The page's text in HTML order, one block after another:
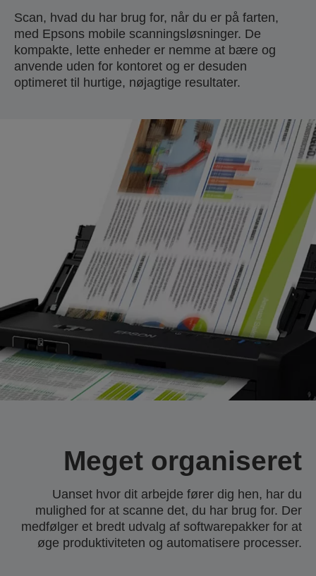
Scan, hvad du har brug for, når du er på farten,
med Epsons mobile scanningsløsninger. De
kompakte, lette enheder er nemme at bære og
anvende uden for kontoret og er desuden
optimeret til hurtige, nøjagtige resultater.
Meget organiseret
Uanset hvor dit arbejde fører dig hen, har du
mulighed for at scanne det, du har brug for. Der
medfølger et bredt udvalg af softwarepakker for at
øge produktiviteten og automatisere processer.